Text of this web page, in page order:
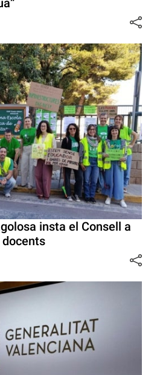
insta el Consell a